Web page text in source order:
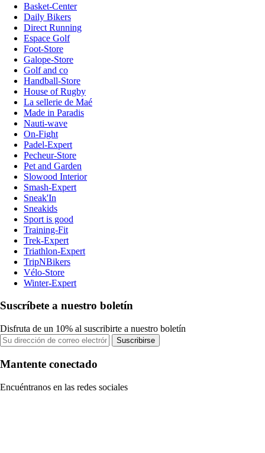
Basket-Center
Daily Bikers
Direct Running
Espace Golf
Foot-Store
Galope-Store
Golf and co
Handball-Store
House of Rugby
La sellerie de Maé
Made in Paradis
Nauti-wave
On-Fight
Padel-Expert
Pecheur-Store
Pet and Garden
Slowood Interior
Smash-Expert
Sneak'In
Sneakids
Sport is good
Training-Fit
Trek-Expert
Triathlon-Expert
TripNBikers
Vélo-Store
Winter-Expert
Suscríbete a nuestro boletín
Disfruta de un 10% al suscribirte a nuestro boletín
Suscribirse
Mantente conectado
Encuéntranos en las redes sociales